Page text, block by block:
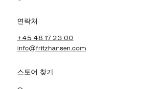
연락처
+45 48 17 23 00
info@fritzhansen.com
스토어 찾기